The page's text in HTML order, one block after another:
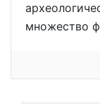
множество